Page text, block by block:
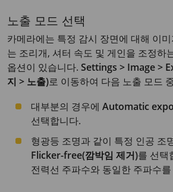
노출 모드 선택
카메라에는 특정 감시 장면에 대해 이
는 조리개, 셔터 속도 및 게인을 조정하
옵션이 있습니다. Settings > Image >
지 > 노출)로 이동하여 다음 노출 모드
대부분의 경우에 Automatic
선택합니다.
형광등 조명과 같이 특정 인공 조
Flicker-free(깜박임 제거)를 선택
전력선 주파수와 동일한 주파수